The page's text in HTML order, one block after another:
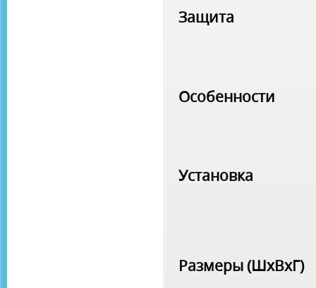
Защита
Особенности
Установка
Размеры (ШхВхГ)